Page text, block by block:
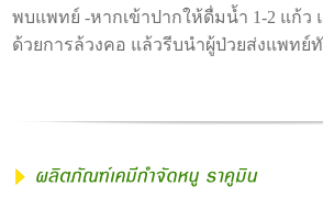
พบแพทย์ -หากเข้าปากให้ดื่มน้ำ 1-2 แก้ว
ด้วยการล้วงคอ แล้วรีบนำผู้ป่วยส่งแพทย์